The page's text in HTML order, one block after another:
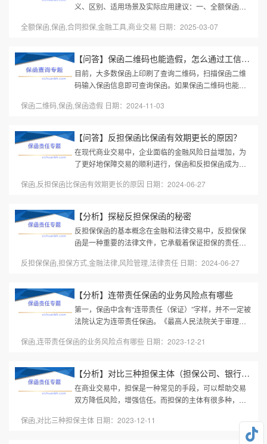
义、区别、适用场景及实际应用建议：一、全额保函与
公司）向受益人承诺，若申请人...
全额保函,保函,合同担保,金融工具,商业交易 日期：2025-03-07
【问答】保函二维码也能造假，怎么通过工信部查询保函主体真实性...
目前，大多数保函上印刷了查询二维码，扫描保函二维
码输入保函信息即可查询保函。如果保函二维码也能造
取公司网站。用微信扫一扫保...
保函二维码,保函,保函造假 日期：2024-11-03
【问答】反担保函比保函有效期更长的原因？
在现代商业交易中，企业面临的金融风险日益增加，为
了更好地保障交易的顺利进行，保函和反担保函成为了
长，而在许多情况下被视为更...
保函,反担保函比保函有效期更长的原因 日期：2024-06-27
【分析】探秘反担保保函的秘密
反担保保函的基本概念在金融和法律交易中，反担保保
函是一种重要的法律文件，它承载着保证担保的责任和
指在一项交易中，如果主债务...
反担保保函,担保方式,金融法律,风险管理,法律责任 日期：2024-06-27
【分析】连带责任保函的业务风险点有哪些
第一，保函中含有“连带责任（保证）”字样，并不一定被
法院认定为连带责任保函。《最高人民法院关于审理独
有下列情形之一，当事...
保函,连带责任保函的业务风险点有哪些 日期：2023-12-21
【分析】对比三种担保主体（担保公司、银行、保险）的优劣势
在商业交易中，担保是一种常见的手段，可以帮助交易
双方降低风险，增强信任。而担保的主体有很多种，其
担保主体进行对比，以帮助读...
保函,对比三种担保主体 日期：2023-12-11